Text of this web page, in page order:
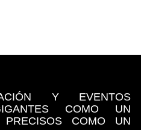
Y EVENTOS
COMO UN
COMO UN